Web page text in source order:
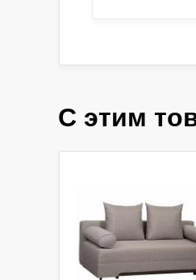
С этим